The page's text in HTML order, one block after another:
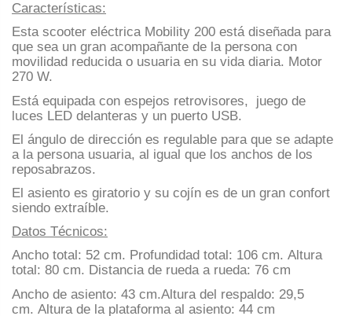
Características:
Esta scooter eléctrica Mobility 200 está diseñada para
que sea un gran acompañante de la persona con
movilidad reducida o usuaria en su vida diaria. Motor
270 W.
Está equipada con espejos retrovisores, juego de
luces LED delanteras y un puerto USB.
El ángulo de dirección es regulable para que se adapte
a la persona usuaria, al igual que los anchos de los
reposabrazos.
El asiento es giratorio y su cojín es de un gran confort
siendo extraíble.
Datos Técnicos:
Ancho total: 52 cm. Profundidad total: 106 cm. Altura
total: 80 cm. Distancia de rueda a rueda: 76 cm
Ancho de asiento: 43 cm.Altura del respaldo: 29,5
cm. Altura de la plataforma al asiento: 44 cm